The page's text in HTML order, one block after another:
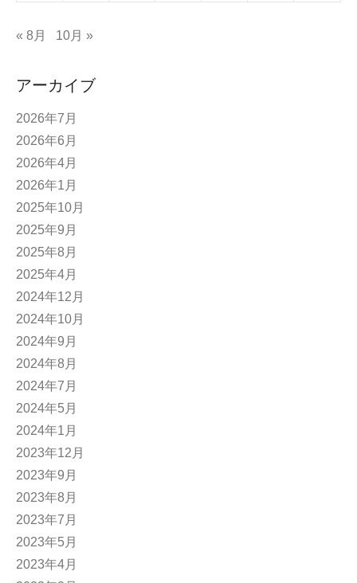
« 8月 10月 »
アーカイブ
2026年7月
2026年6月
2026年4月
2026年1月
2025年10月
2025年9月
2025年8月
2025年4月
2024年12月
2024年10月
2024年9月
2024年8月
2024年7月
2024年5月
2024年1月
2023年12月
2023年9月
2023年8月
2023年7月
2023年5月
2023年4月